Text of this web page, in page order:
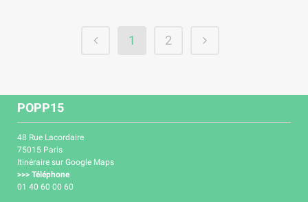
1 2
POPP15
48 Rue Lacordaire
75015 Paris
Itinéraire sur Google Maps
>>> Téléphone
01 40 60 00 60